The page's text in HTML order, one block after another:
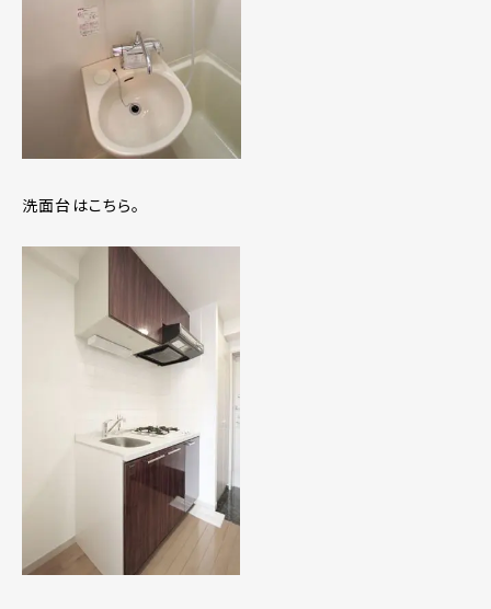
洗面台はこちら。